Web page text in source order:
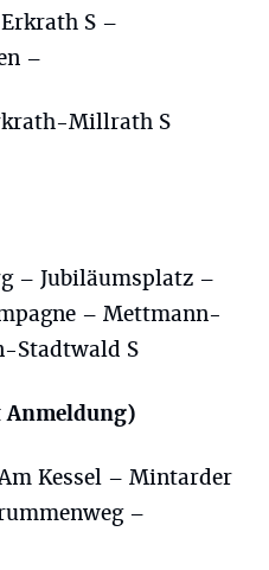
S –
–
Millrath S
– Jubiläumsplatz –
– Mettmann-
Stadtwald S
Anmeldung)
Kessel – Mintarder
–